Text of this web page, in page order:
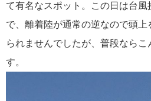
て有名なスポット。この日は台
で、離着陸が通常の逆なので頭
られませんでしたが、普段なら
す。